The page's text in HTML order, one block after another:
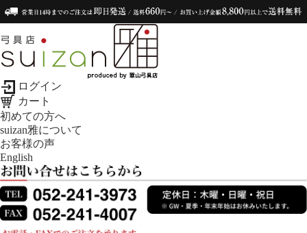
ログイン
カート
初めての方へ
suizan雅について
お客様の声
English